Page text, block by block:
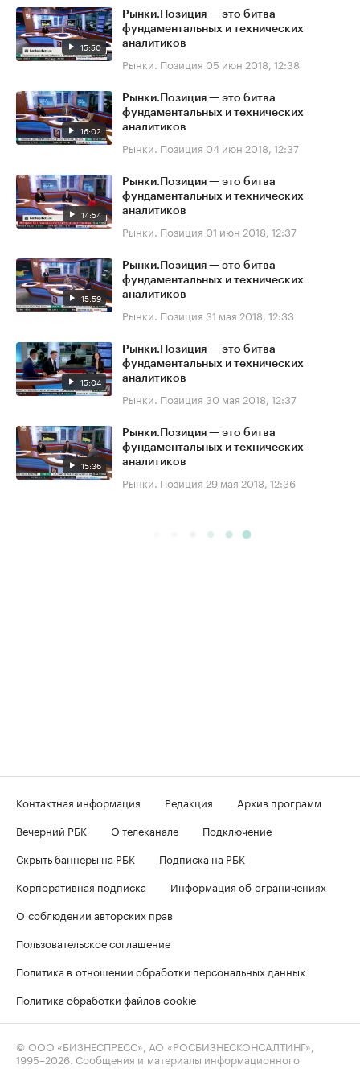
15:50
Рынки.Позиция — это битва
фундаментальных и технических
аналитиков
Рынки. Позиция 05 июн 2018, 12:38
16:02
Рынки.Позиция — это битва
фундаментальных и технических
аналитиков
Рынки. Позиция 04 июн 2018, 12:37
14:54
Рынки.Позиция — это битва
фундаментальных и технических
аналитиков
Рынки. Позиция 01 июн 2018, 12:37
15:59
Рынки.Позиция — это битва
фундаментальных и технических
аналитиков
Рынки. Позиция 31 мая 2018, 12:33
15:04
Рынки.Позиция — это битва
фундаментальных и технических
аналитиков
Рынки. Позиция 30 мая 2018, 12:37
15:36
Рынки.Позиция — это битва
фундаментальных и технических
аналитиков
Рынки. Позиция 29 мая 2018, 12:36
Контактная информация Редакция
Архив программ
Вечерний РБК
О телеканале
Подключение
Скрыть баннеры на РБК
Подписка на РБК
Корпоративная подписка
Информация об ограничениях
О соблюдении авторских прав
Пользовательское соглашение
Политика в отношении обработки персональных данных
Политика обработки файлов cookie
© ООО «БИЗНЕСПРЕСС», АО «РОСБИЗНЕСКОНСАЛТИНГ»,
1995–2026 . Сообщения и материалы информационного